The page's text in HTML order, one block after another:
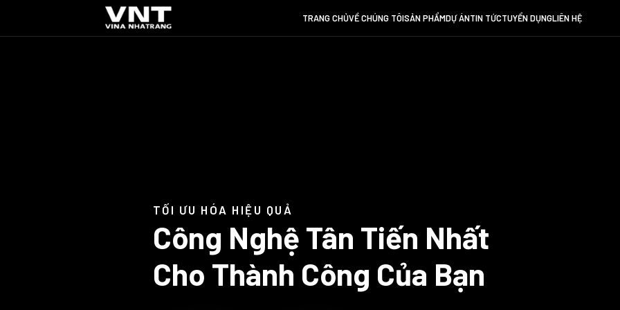
TRANG CHỦVỀ CHÚNG TÔISẢN PHẨMDỰ ÁNTIN TỨCTUYỂN DỤNGLIÊN HỆ
TỐI ƯU HÓA HIỆU QUẢ
Công Nghệ Tân Tiến Nhất
Cho Thành Công Của Bạn